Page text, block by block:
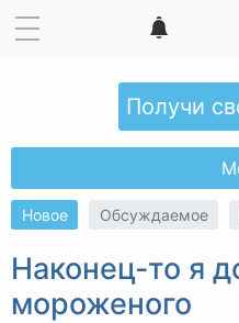
Получи
Новое Обсуждаемое
Наконец-то я
мороженого